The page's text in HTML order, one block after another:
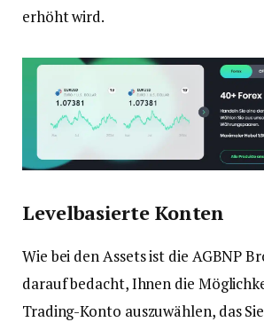
erhöht wird.
Levelbasierte Konten
Wie bei den Assets ist die AGBNP
darauf bedacht, Ihnen die
Trading-Konto auszuwählen, das